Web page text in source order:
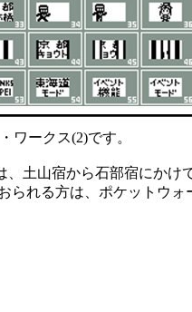
ークス(2)です。
山宿から石部宿にかけて
る方は、ポケットウォ